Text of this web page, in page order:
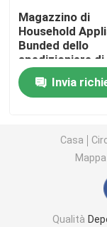
Servizio del
Zona di libero
Zona di libero
Agente di
Magazzino di
Household
Bunded dello
spedizioniere di
schiarimento
internazionale
Cina
Invia
Casa
Qualità